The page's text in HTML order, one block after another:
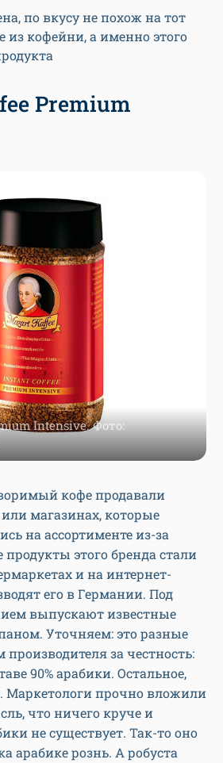
по вкусу не похож на тот
из кофейни, а именно этого
Premium
Intensive. Фото:
кофе продавали
магазинах, которые
на ассортименте из-за
этого бренда стали
и на интернет-
его в Германии. Под
выпускают известные
Уточняем: это разные
за честность:
90% арабики. Остальное,
Маркетологи прочно вложили
что ничего круче и
не существует. Так-то оно
арабике рознь. А робуста